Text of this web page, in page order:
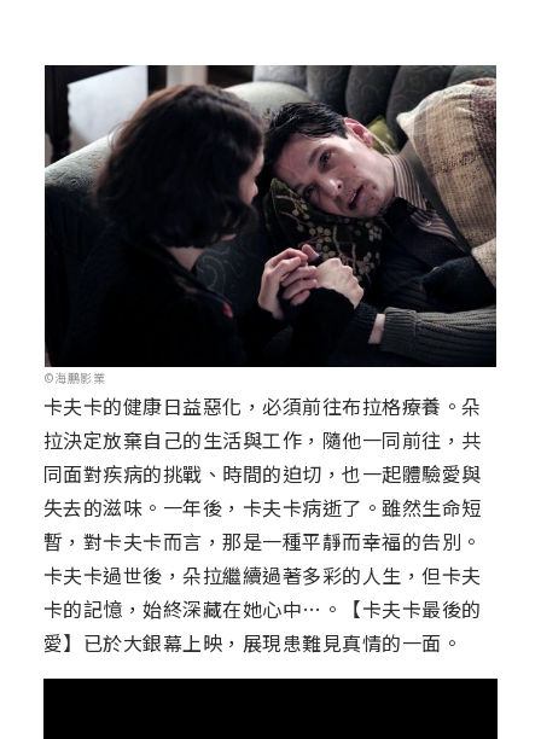
©海鵬影業
卡夫卡的健康日益惡化，必須前往布拉格療養。朵
拉決定放棄自己的生活與工作，隨他一同前往，共
同面對疾病的挑戰、時間的迫切，也一起體驗愛與
失去的滋味。一年後，卡夫卡病逝了。雖然生命短
暫，對卡夫卡而言，那是一種平靜而幸福的告別。
卡夫卡過世後，朵拉繼續過著多彩的人生，但卡夫
卡的記憶，始終深藏在她心中…。【卡夫卡最後的
愛】已於大銀幕上映，展現患難見真情的一面。